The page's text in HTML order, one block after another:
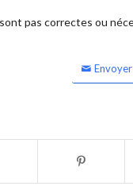
pas correctes ou